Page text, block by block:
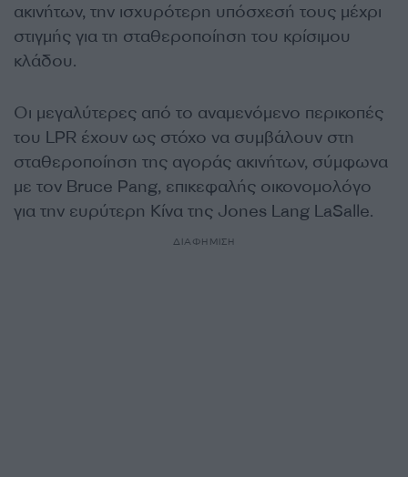
ακινήτων, την ισχυρότερη υπόσχεσή τους μέχρι
στιγμής για τη σταθεροποίηση του κρίσιμου
κλάδου.
Οι μεγαλύτερες από το αναμενόμενο περικοπές
του LPR έχουν ως στόχο να συμβάλουν στη
σταθεροποίηση της αγοράς ακινήτων, σύμφωνα
με τον Bruce Pang, επικεφαλής οικονομολόγο
για την ευρύτερη Κίνα της Jones Lang LaSalle.
ΔΙΑΦΗΜΙΣΗ